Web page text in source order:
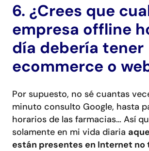
6. ¿Crees que
empresa offline
día debería tener
ecommerce o
Por supuesto, no sé cuantas
minuto consulto Google, hasta
horarios de las farmacias… Así
solamente en mi vida diaria
están presentes en Internet no